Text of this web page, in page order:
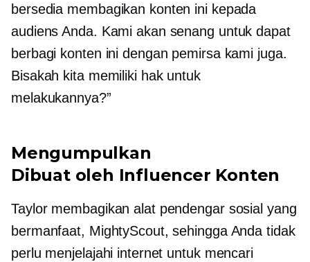
bersedia membagikan konten ini kepada
audiens Anda. Kami akan senang untuk dapat
berbagi konten ini dengan pemirsa kami juga.
Bisakah kita memiliki hak untuk
melakukannya?”
Mengumpulkan
Dibuat oleh Influencer Konten
Taylor membagikan alat pendengar sosial yang
bermanfaat, MightyScout, sehingga Anda tidak
perlu menjelajahi internet untuk mencari